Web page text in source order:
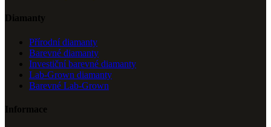
Diamanty
Přírodní diamanty
Barevné diamanty
Investiční barevné diamanty
Lab-Grown diamanty
Barevné Lab-Grown
Informace